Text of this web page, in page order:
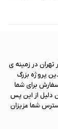
زار تهران در زمینه ی
پروژه بزرگ
ثبت سفارش برای شما
دلیل از این پس
شما عزیزان